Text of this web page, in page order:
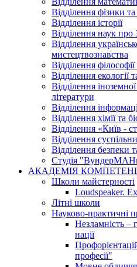
Відділення фізики та
Відділення історії
Відділення наук
Відділення
мистецтвознавства
Відділення
Відділення екології
Відділення
літератури
Відділення
Відділення хімії та
Відділення «Київ -
Відділення
Відділення безпеки
Студія
АКАДЕМІЯ
Школи майстерності
Loudspeaker.
Літні школи
Науково-практичні
Незламність –
нації
професії"